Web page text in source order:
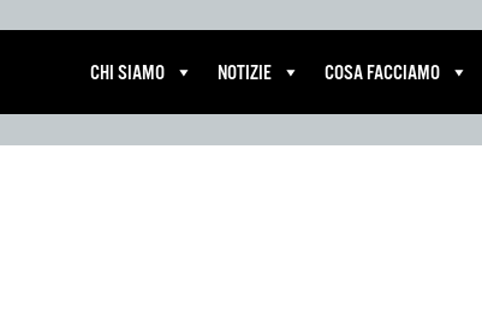
CHI SIAMO NOTIZIE COSA FACCIAMO